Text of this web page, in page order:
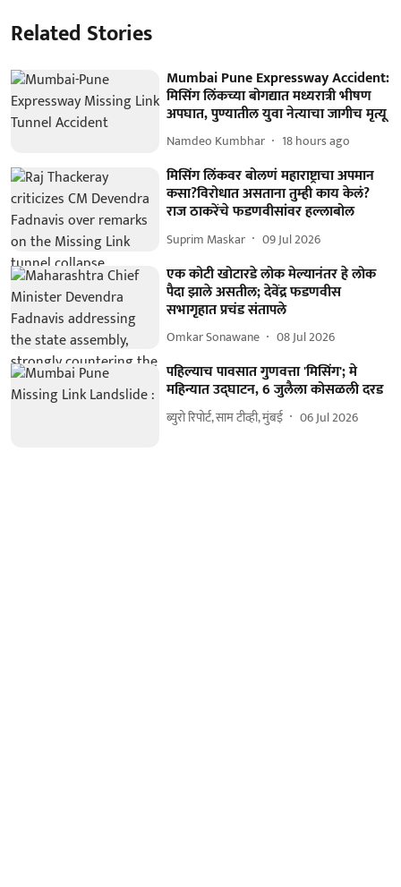
Related Stories
Mumbai Pune Expressway Accident:
मिसिंग लिंकच्या बोगद्यात मध्यरात्री भीषण
अपघात, पुण्यातील युवा नेत्याचा जागीच मृत्यू
Namdeo Kumbhar 18 hours ago
मिसिंग लिंकवर बोलणं महाराष्ट्राचा अपमान
कसा?विरोधात असताना तुम्ही काय केलं?
राज ठाकरेंचे फडणवीसांवर हल्लाबोल
Suprim Maskar 09 Jul 2026
एक कोटी खोटारडे लोक मेल्यानंतर हे लोक
पैदा झाले असतील; देवेंद्र फडणवीस
सभागृहात प्रचंड संतापले
Omkar Sonawane 08 Jul 2026
पहिल्याच पावसात गुणवत्ता 'मिसिंग'; मे
महिन्यात उद्घाटन, 6 जुलैला कोसळली दरड
ब्युरो रिपोर्ट, साम टीव्ही, मुंबई 06 Jul 2026